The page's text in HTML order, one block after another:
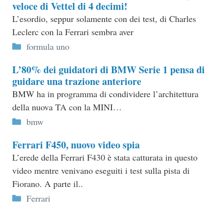
veloce di Vettel di 4 decimi!
L’esordio, seppur solamente con dei test, di Charles
Leclerc con la Ferrari sembra aver
Categorie
formula uno
L’80% dei guidatori di BMW Serie 1 pensa di
guidare una trazione anteriore
BMW ha in programma di condividere l’architettura
della nuova TA con la MINI…
Categorie
bmw
Ferrari F450, nuovo video spia
L’erede della Ferrari F430 è stata catturata in questo
video mentre venivano eseguiti i test sulla pista di
Fiorano. A parte il..
Categorie
Ferrari